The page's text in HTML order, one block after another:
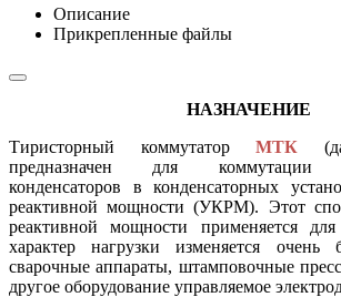
Описание
Прикрепленные файлы
НАЗНАЧЕНИЕ
Тиристорный коммутатор МТК
предназначен для коммутации
конденсаторов в конденсаторных
реактивной мощности (УКРМ). Этот
реактивной мощности применяется для
характер нагрузки изменяется очень
сварочные аппараты, штамповочные
другое оборудование управляемое